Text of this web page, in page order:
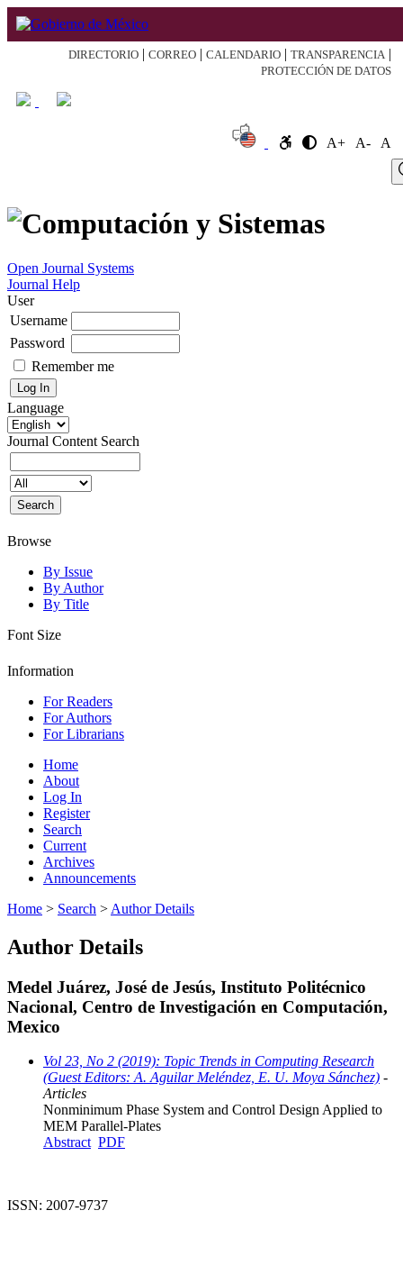
DIRECTORIO | CORREO | CALENDARIO | TRANSPARENCIA |
PROTECCIÓN DE DATOS
A+ A-
A
Open Journal Systems
Journal Help
User
Username
Password
Remember me
Language
Journal Content Search
Browse
By Issue
By Author
By Title
Font Size
Information
For Readers
For Authors
For Librarians
Home
About
Log In
Register
Search
Current
Archives
Announcements
Home > Search > Author Details
Author Details
Medel Juárez, José de Jesús, Instituto Politécnico
Nacional, Centro de Investigación en Computación,
Mexico
Vol 23, No 2 (2019): Topic Trends in Computing Research
(Guest Editors: A. Aguilar Meléndez, E. U. Moya Sánchez) -
Articles
Nonminimum Phase System and Control Design Applied to
MEM Parallel-Plates
Abstract PDF
ISSN: 2007-9737